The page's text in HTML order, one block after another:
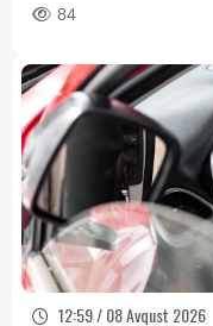
84
12:59 / 08 Avqust 2026